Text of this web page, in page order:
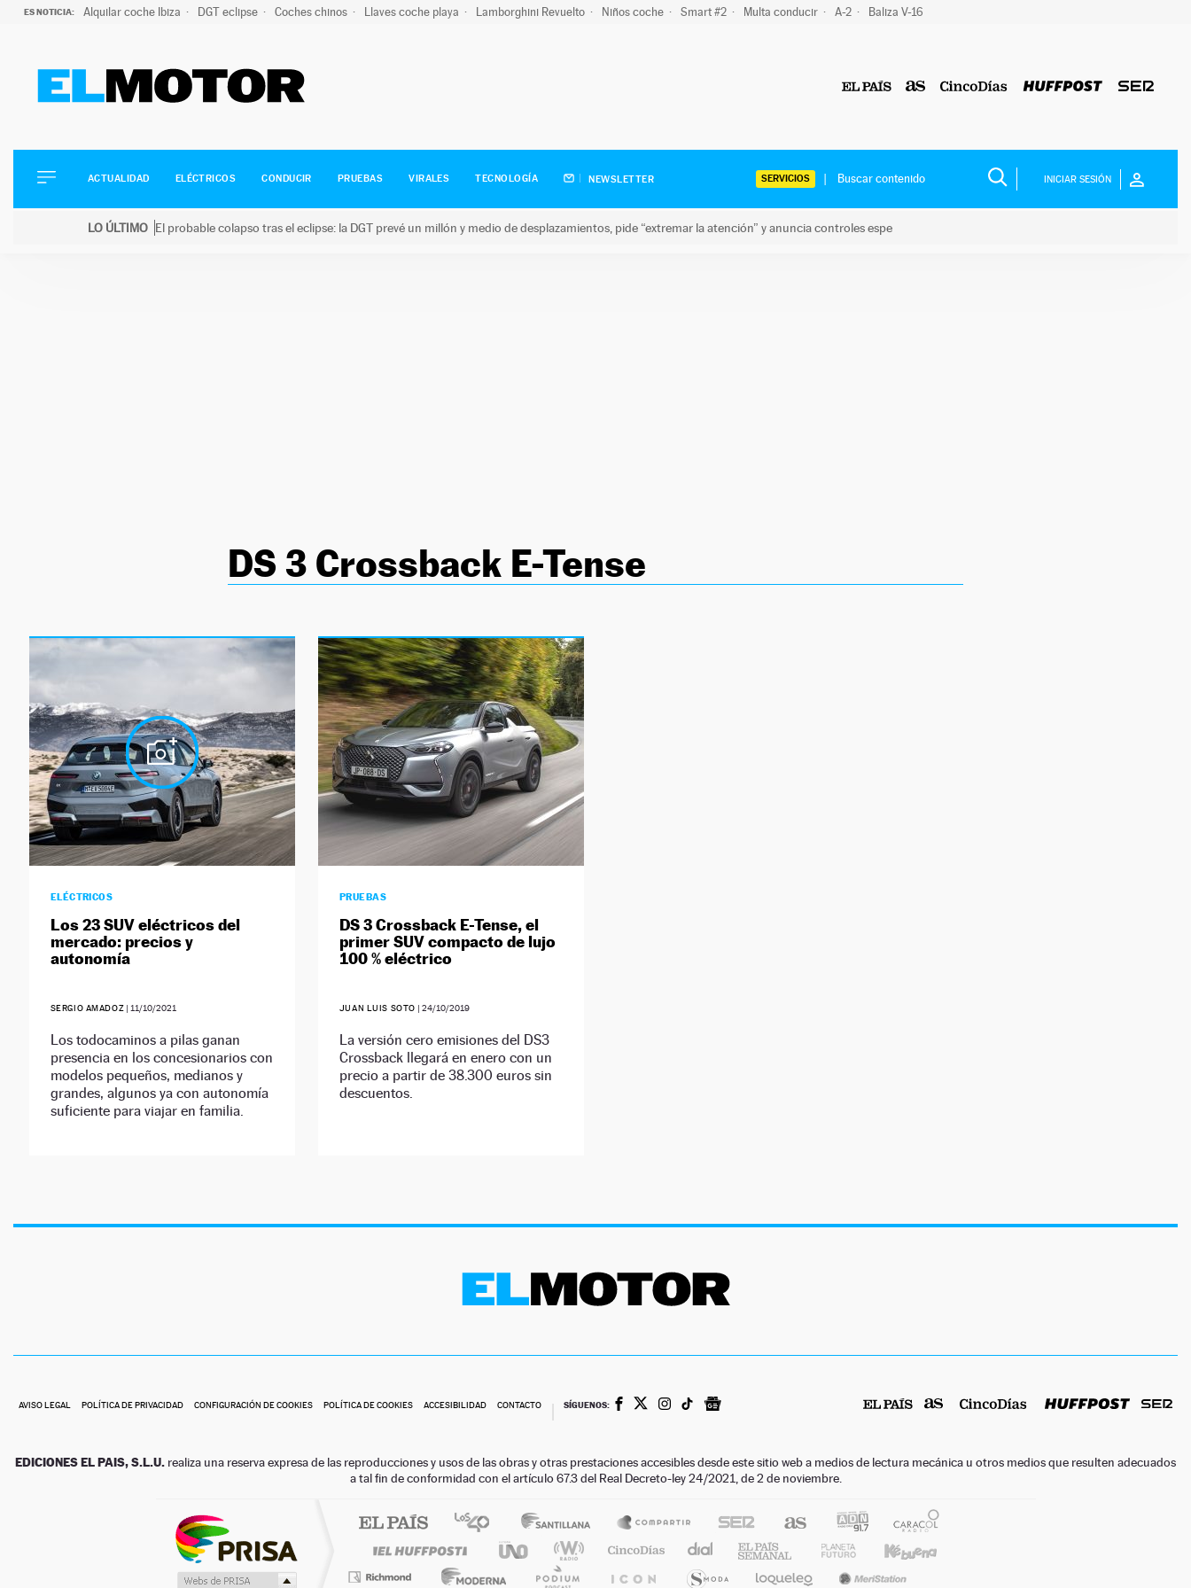
ES NOTICIA: Alquilar coche Ibiza DGT eclipse Coches chinos Llaves coche playa Lamborghini Revuelto Niños coche Smart #2 Multa conducir A-2 Baliza V-16
ELÉCTRICOS
CONDUCIR
ACTUALIDAD ELÉCTRICOS CONDUCIR PRUEBAS VIRALES TECNOLOGÍA NEWSLETTER SERVICIOS INICIAR SESIÓN
LO ÚLTIMO El probable colapso tras el eclipse: la DGT prevé un millón y medio de desplazamientos, pide “extremar la atención” y anuncia controles espe
DS 3 Crossback E-Tense
ELÉCTRICOS
Los 23 SUV eléctricos del
mercado: precios y
autonomía
SERGIO AMADOZ | 11/10/2021
Los todocaminos a pilas ganan
presencia en los concesionarios con
modelos pequeños, medianos y
grandes, algunos ya con autonomía
suficiente para viajar en familia.
PRUEBAS
DS 3 Crossback E-Tense, el
primer SUV compacto de lujo
100 % eléctrico
JUAN LUIS SOTO | 24/10/2019
La versión cero emisiones del DS3
Crossback llegará en enero con un
precio a partir de 38.300 euros sin
descuentos.
AVISO LEGAL POLÍTICA DE PRIVACIDAD CONFIGURACIÓN DE COOKIES POLÍTICA DE COOKIES ACCESIBILIDAD CONTACTO SÍGUENOS:
EDICIONES EL PAIS, S.L.U. realiza una reserva expresa de las reproducciones y usos de las obras y otras prestaciones accesibles desde este sitio web a medios de lectura mecánica u otros medios que resulten adecuados
a tal fin de conformidad con el artículo 67.3 del Real Decreto-ley 24/2021, de 2 de noviembre.